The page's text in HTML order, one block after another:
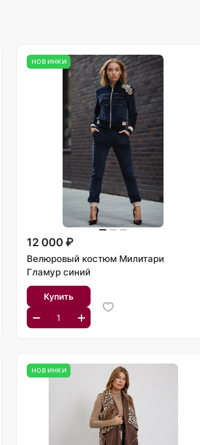
НОВИНКИ
12 000 ₽
Велюровый костюм Милитари
Гламур синий
Купить
НОВИНКИ